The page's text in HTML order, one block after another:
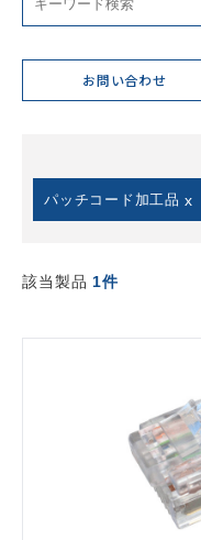
お問い合わせ
パッチコード加工品
該当製品 1件